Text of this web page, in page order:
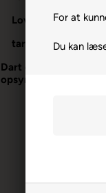
For at
Du kan
Lovet Road, GB-
target-darts.co.uk
Dart er en sport for
opsyn.